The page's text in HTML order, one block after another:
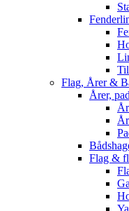
Flag, Årer &
Årer,
Flag &